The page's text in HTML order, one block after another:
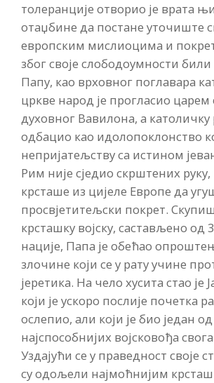
толеранције отворио је врата
отаџбине да постане уточиште
европским мислиоцима и
због своје слободоумности
Папу, као врховног поглавара
цркве народ је прогласио царем
духовног Вавилона, а католичку
одбацио као идолопоклонство
непријатељству са истином
Рим није сједио скрштених руку,
крсташе из цијеле Европе да
просвјетитељски покрет.
крсташку војску, састављено од
нације, Папа је обећао
злочине који се у рату учине
јеретика. На чело хусита стао је
који је ускоро послије почетка
ослепио, али који је био један од
најспособнијих војсковођа
Уздајући се у праведност своје
су одољели најмоћнијим